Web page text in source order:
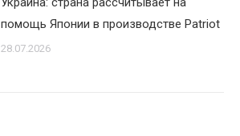
помощь Японии в производстве Patriot
28.07.2026